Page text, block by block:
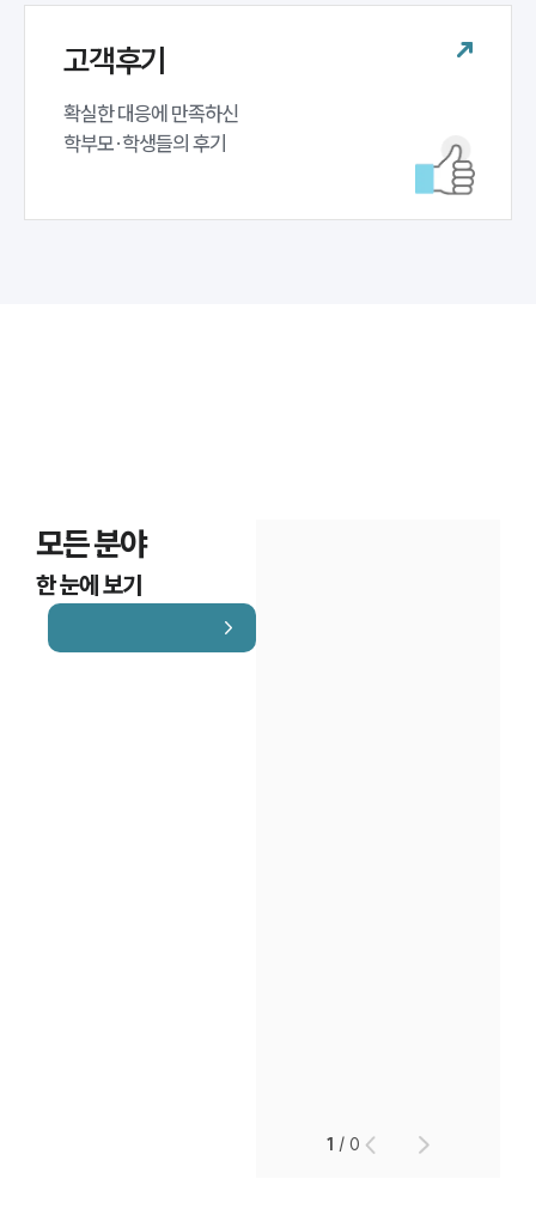
고객후기
확실한 대응에 만족하신
학부모·학생들의 후기
모든 분야
한 눈에 보기
1 /0